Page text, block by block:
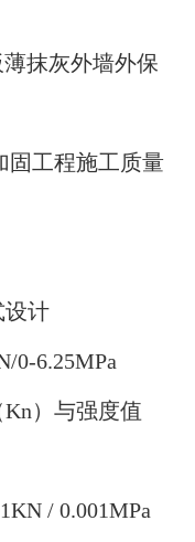
薄抹灰外墙外保
固工程施工质量
计
6.25MPa
）与强度值
/ 0.001MPa